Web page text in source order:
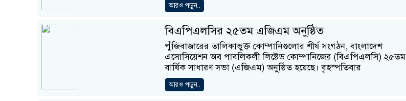
আরও পড়ুন..
বিএপিএলসির ২৫তম এজিএম অনুষ্ঠিত
পুঁজিবাজারের তালিকাভুক্ত কোম্পানিগুলোর শীর্ষ সংগঠন, বাংলাদেশ
এসোসিয়েশন অব পাবলিকলী লিষ্টেড কোম্পানিজের (বিএপিএলসি) ২৫তম
বার্ষিক সাধারণ সভা (এজিএম) অনুষ্ঠিত হয়েছে। বৃহস্পতিবার
আরও পড়ুন..